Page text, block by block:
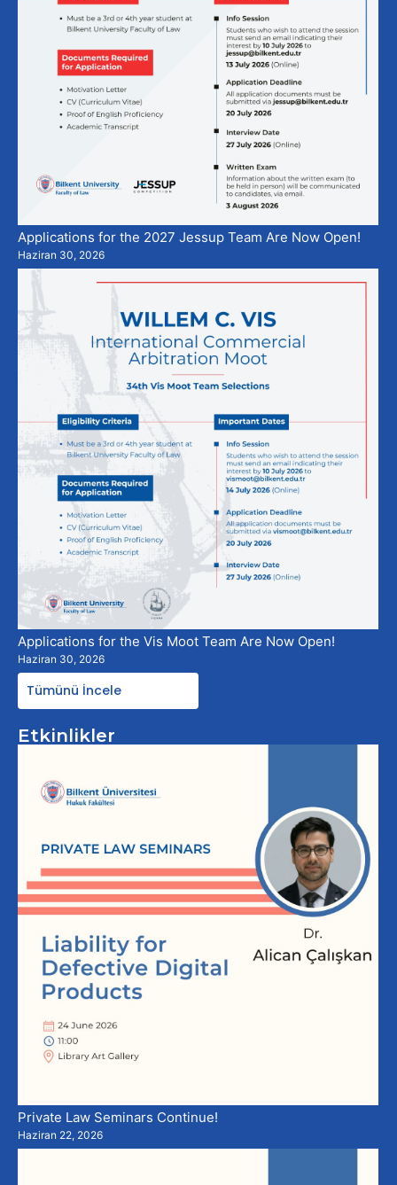
Applications for the 2027 Jessup Team Are Now Open!
Haziran 30, 2026
Applications for the Vis Moot Team Are Now Open!
Haziran 30, 2026
Tümünü İncele
Etkinlikler
Private Law Seminars Continue!
Haziran 22, 2026